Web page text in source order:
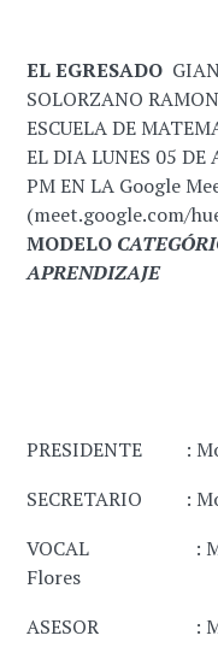
EL EGRESADO
SOLORZANO
ESCUELA DE
EL DIA LUNES 05 DE
PM EN LA Google
(meet.google.com/
MODELO
APRENDIZAJE
PRESIDENTE :
SECRETARIO :
VOCAL :
Flores
ASESOR : Mg.